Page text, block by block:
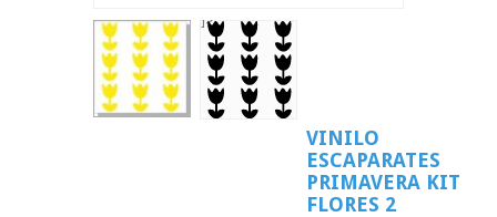
]>
VINILO
ESCAPARATES
PRIMAVERA KIT
FLORES 2